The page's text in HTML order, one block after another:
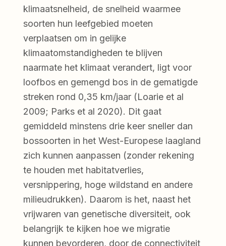
klimaatsnelheid, de snelheid waarmee
soorten hun leefgebied moeten
verplaatsen om in gelijke
klimaatomstandigheden te blijven
naarmate het klimaat verandert, ligt voor
loofbos en gemengd bos in de gematigde
streken rond 0,35 km/jaar (Loarie et al
2009; Parks et al 2020). Dit gaat
gemiddeld minstens drie keer sneller dan
bossoorten in het West-Europese laagland
zich kunnen aanpassen (zonder rekening
te houden met habitatverlies,
versnippering, hoge wildstand en andere
milieudrukken). Daarom is het, naast het
vrijwaren van genetische diversiteit, ook
belangrijk te kijken hoe we migratie
kunnen bevorderen, door de connectiviteit